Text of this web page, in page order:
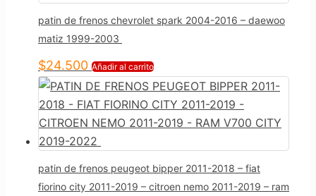
patin de frenos chevrolet spark 2004-2016 – daewoo
matiz 1999-2003
$24.500 Añadir al carrito
patin de frenos peugeot bipper 2011-2018 – fiat
fiorino city 2011-2019 – citroen nemo 2011-2019 – ram